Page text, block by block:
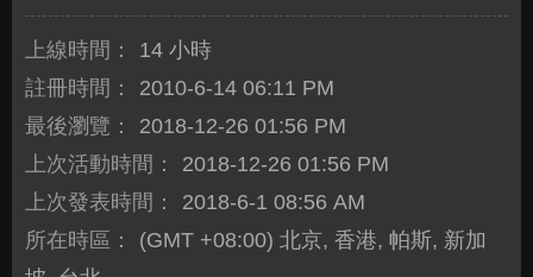
上線時間：
14 小時
註冊時間：
2010-6-14 06:11 PM
最後瀏覽：
2018-12-26 01:56 PM
上次活動時間：
2018-12-26 01:56 PM
上次發表時間：
2018-6-1 08:56 AM
所在時區：
(GMT +08:00) 北京, 香港, 帕斯, 新加